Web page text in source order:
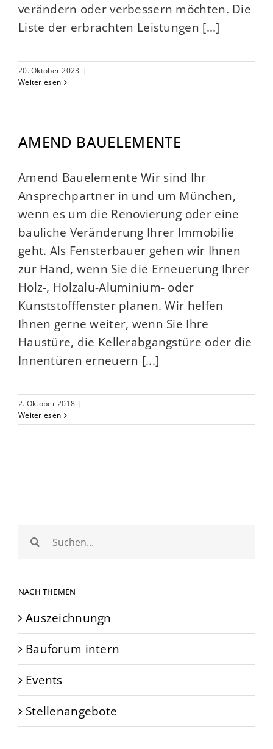
verändern oder verbessern möchten. Die
Liste der erbrachten Leistungen [...]
20. Oktober 2023 |
Weiterlesen
AMEND BAUELEMENTE
Amend Bauelemente Wir sind Ihr
Ansprechpartner in und um München,
wenn es um die Renovierung oder eine
bauliche Veränderung Ihrer Immobilie
geht. Als Fensterbauer gehen wir Ihnen
zur Hand, wenn Sie die Erneuerung Ihrer
Holz-, Holzalu-Aluminium- oder
Kunststofffenster planen. Wir helfen
Ihnen gerne weiter, wenn Sie Ihre
Haustüre, die Kellerabgangstüre oder die
Innentüren erneuern [...]
2. Oktober 2018 |
Weiterlesen
Suche
nach:
NACH THEMEN
Auszeichnungn
Bauforum intern
Events
Stellenangebote